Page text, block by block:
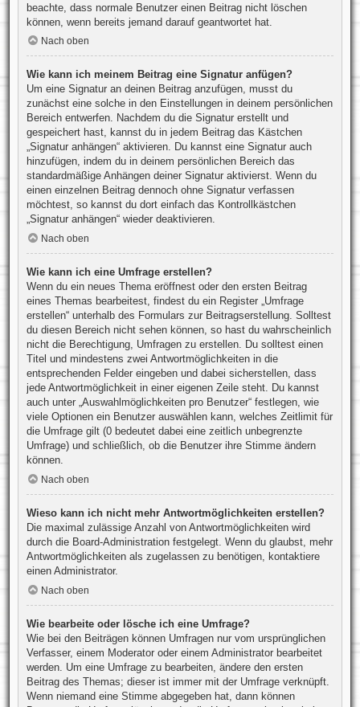
beachte, dass normale Benutzer einen Beitrag nicht löschen
können, wenn bereits jemand darauf geantwortet hat.
Nach oben
Wie kann ich meinem Beitrag eine Signatur anfügen?
Um eine Signatur an deinen Beitrag anzufügen, musst du
zunächst eine solche in den Einstellungen in deinem persönlichen
Bereich entwerfen. Nachdem du die Signatur erstellt und
gespeichert hast, kannst du in jedem Beitrag das Kästchen
„Signatur anhängen“ aktivieren. Du kannst eine Signatur auch
hinzufügen, indem du in deinem persönlichen Bereich das
standardmäßige Anhängen deiner Signatur aktivierst. Wenn du
einen einzelnen Beitrag dennoch ohne Signatur verfassen
möchtest, so kannst du dort einfach das Kontrollkästchen
„Signatur anhängen“ wieder deaktivieren.
Nach oben
Wie kann ich eine Umfrage erstellen?
Wenn du ein neues Thema eröffnest oder den ersten Beitrag
eines Themas bearbeitest, findest du ein Register „Umfrage
erstellen“ unterhalb des Formulars zur Beitragserstellung. Solltest
du diesen Bereich nicht sehen können, so hast du wahrscheinlich
nicht die Berechtigung, Umfragen zu erstellen. Du solltest einen
Titel und mindestens zwei Antwortmöglichkeiten in die
entsprechenden Felder eingeben und dabei sicherstellen, dass
jede Antwortmöglichkeit in einer eigenen Zeile steht. Du kannst
auch unter „Auswahlmöglichkeiten pro Benutzer“ festlegen, wie
viele Optionen ein Benutzer auswählen kann, welches Zeitlimit für
die Umfrage gilt (0 bedeutet dabei eine zeitlich unbegrenzte
Umfrage) und schließlich, ob die Benutzer ihre Stimme ändern
können.
Nach oben
Wieso kann ich nicht mehr Antwortmöglichkeiten erstellen?
Die maximal zulässige Anzahl von Antwortmöglichkeiten wird
durch die Board-Administration festgelegt. Wenn du glaubst, mehr
Antwortmöglichkeiten als zugelassen zu benötigen, kontaktiere
einen Administrator.
Nach oben
Wie bearbeite oder lösche ich eine Umfrage?
Wie bei den Beiträgen können Umfragen nur vom ursprünglichen
Verfasser, einem Moderator oder einem Administrator bearbeitet
werden. Um eine Umfrage zu bearbeiten, ändere den ersten
Beitrag des Themas; dieser ist immer mit der Umfrage verknüpft.
Wenn niemand eine Stimme abgegeben hat, dann können